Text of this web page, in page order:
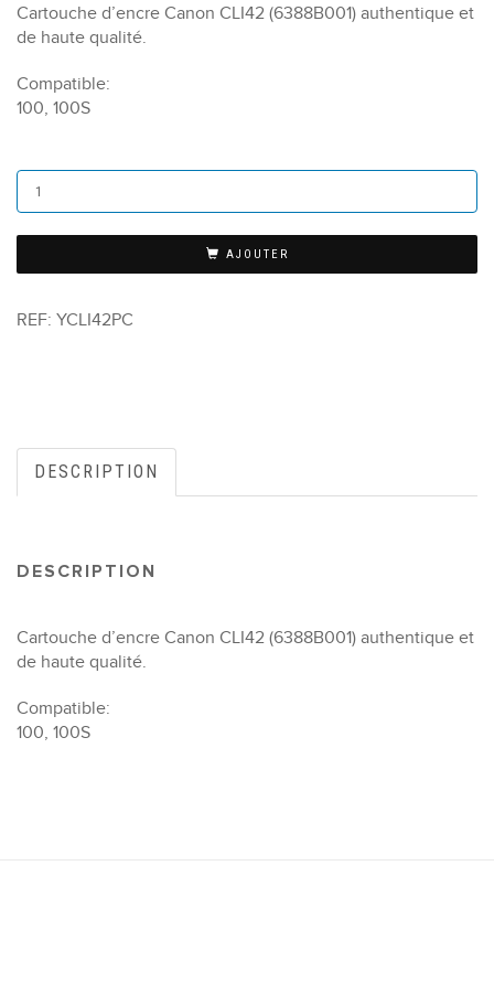
Cartouche d’encre Canon CLI42 (6388B001) authentique et
de haute qualité.
Compatible:
100, 100S
AJOUTER
REF: YCLI42PC
DESCRIPTION
DESCRIPTION
Cartouche d’encre Canon CLI42 (6388B001) authentique et
de haute qualité.
Compatible:
100, 100S